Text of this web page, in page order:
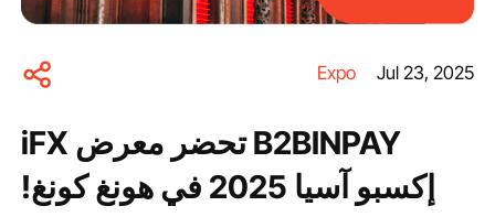
Jul 23, 2025
Expo
B2BINPAY تحضر معرض iFX
إكسبو آسيا 2025 في هونغ كونغ!